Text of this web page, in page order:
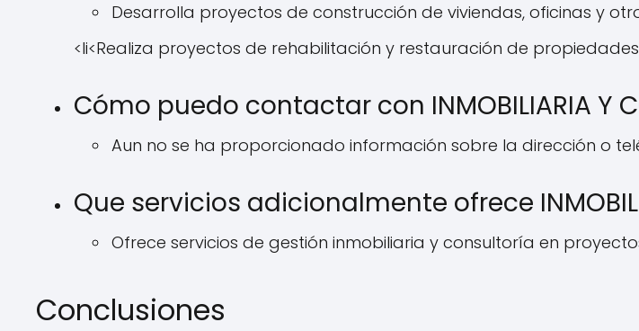
Desarrolla proyectos de construcción de viviendas, oficinas y
<li<Realiza proyectos de rehabilitación y restauración de
Cómo puedo contactar con INMOBILIARIA Y
Aun no se ha proporcionado información sobre la dirección o
Que servicios adicionalmente ofrece
Ofrece servicios de gestión inmobiliaria y consultoría en
Conclusiones